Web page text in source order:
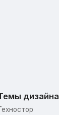
дизайна